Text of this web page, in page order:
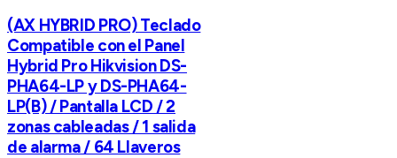
(AX HYBRID PRO) Teclado
Compatible con el Panel
Hybrid Pro Hikvision DS-
PHA64-LP y DS-PHA64-
LP(B) / Pantalla LCD / 2
zonas cableadas / 1 salida
de alarma / 64 Llaveros